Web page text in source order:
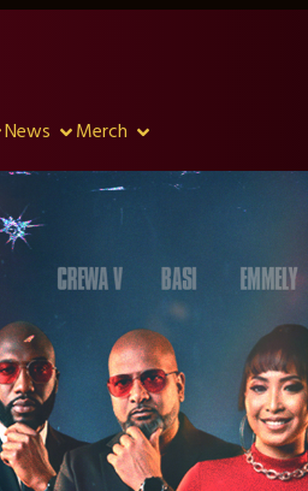
News Merch